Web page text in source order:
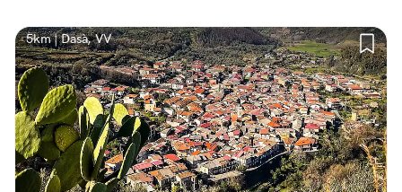
5km | Dasà, VV